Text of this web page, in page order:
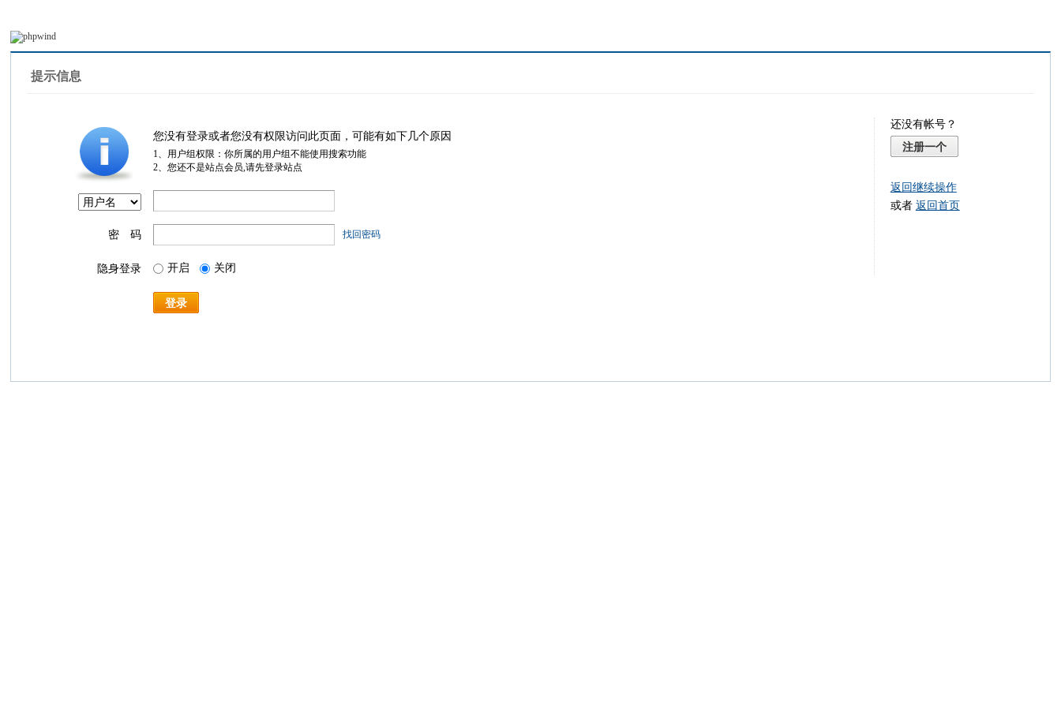
提示信息
您没有登录或者您没有权限访问此页面，可能有如下几个原因
1、用户组权限：你所属的用户组不能使用搜索功能
2、您还不是站点会员,请先登录站点
密 码 找回密码
隐身登录 开启 关闭
登录
还没有帐号？
注册一个
返回继续操作
或者 返回首页